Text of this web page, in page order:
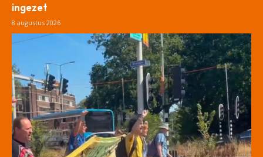
ingezet
8 augustus 2026